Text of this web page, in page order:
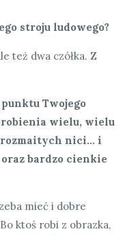
stroju ludowego?
też dwa czółka. Z
Twojego
wielu, wielu
rozmaitych nici… i
bardzo cienkie
mieć i dobre
ktoś robi z obrazka,